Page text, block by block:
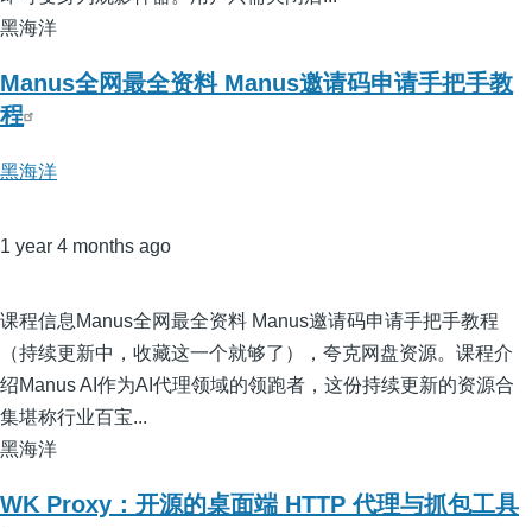
黑海洋
Manus全网最全资料 Manus邀请码申请手把手教
程
黑海洋
1 year 4 months ago
课程信息Manus全网最全资料 Manus邀请码申请手把手教程
（持续更新中，收藏这一个就够了），夸克网盘资源。课程介
绍Manus AI作为AI代理领域的领跑者，这份持续更新的资源合
集堪称行业百宝...
黑海洋
WK Proxy：开源的桌面端 HTTP 代理与抓包工具